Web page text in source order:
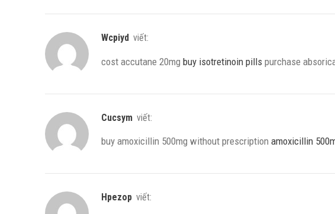
Wcpiyd viết:
cost accutane 20mg buy isotretinoin pills purchase
Cucsym viết:
buy amoxicillin 500mg without prescription amoxicillin
Hpezop viết: